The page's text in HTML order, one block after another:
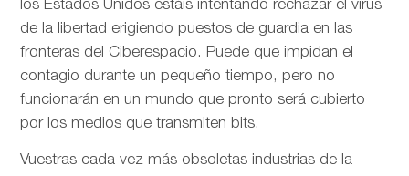
los Estados Unidos estáis intentando rechazar el virus
de la libertad erigiendo puestos de guardia en las
fronteras del Ciberespacio. Puede que impidan el
contagio durante un pequeño tiempo, pero no
funcionarán en un mundo que pronto será cubierto
por los medios que transmiten bits.
Vuestras cada vez más obsoletas industrias de la